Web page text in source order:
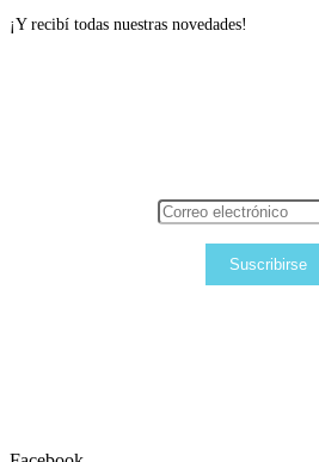
¡Y recibí todas nuestras novedades!
Suscribirse